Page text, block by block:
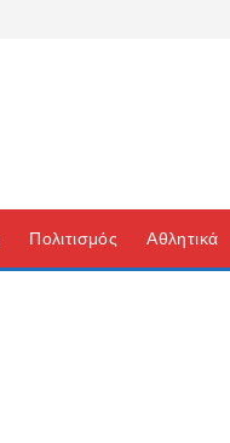
Πολιτισμός Αθλητικά